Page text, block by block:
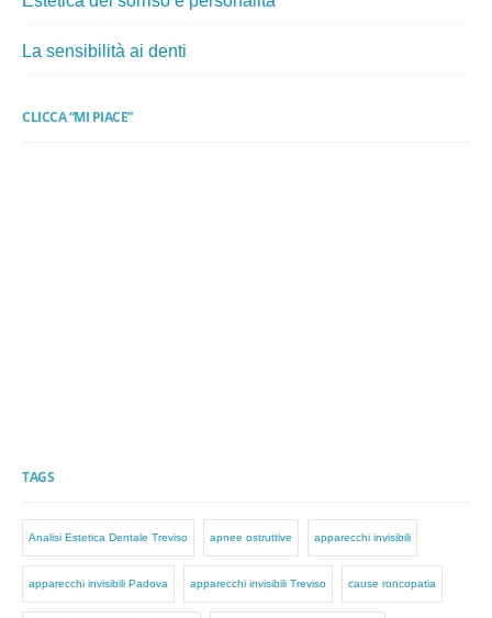
La sensibilità ai denti
CLICCA “MI PIACE”
TAGS
Analisi Estetica Dentale Treviso apnee ostruttive apparecchi invisibili
apparecchi invisibili Padova apparecchi invisibili Treviso cause roncopatia